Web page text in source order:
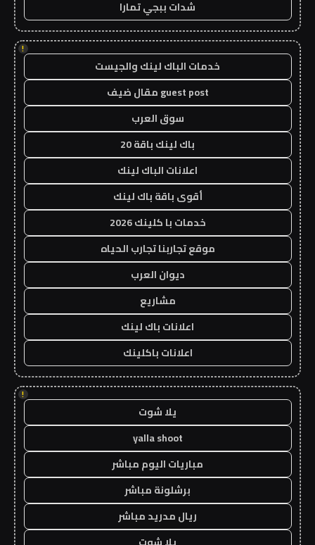
شدات ببجي تمارا
!
خدمات الباك لينك والجيست
guest post مقال ضيف
سوق العرب
باك لينك باقة 20
اعلانات الباك لينك
أقوى باقة باك لينك
خدمات با كلينك 2026
موقع تجاربنا تجارب الحياه
ديوان العرب
مشاريع
اعلانات باك لينك
اعلانات باكلينك
!
يلا شوت
yalla shoot
مباريات اليوم مباشر
برشلونة مباشر
ريال مدريد مباشر